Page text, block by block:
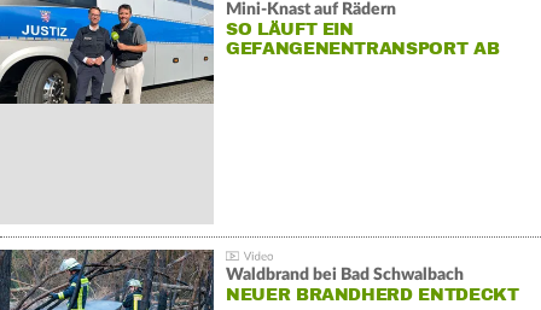
Mini-Knast auf Rädern
SO LÄUFT EIN
GEFANGENENTRANSPORT AB
Waldbrand bei Bad Schwalbach
NEUER BRANDHERD ENTDECKT